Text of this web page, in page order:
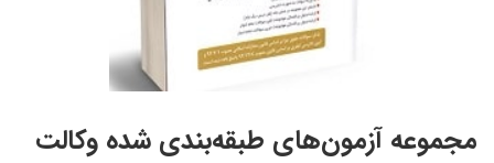
مجموعه آزمون‌های طبقه‌بندی شده وکالت